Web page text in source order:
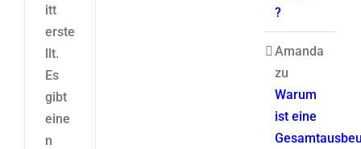
itt
erste
llt.
Es
gibt
eine
n
?
Amanda
zu
Warum
ist eine